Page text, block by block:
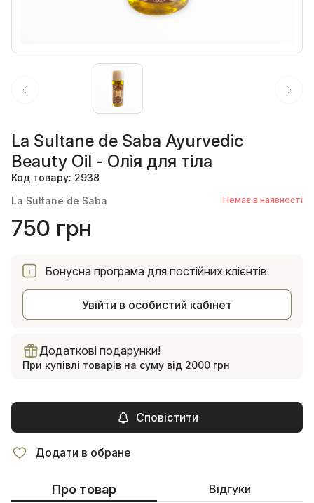
La Sultane de Saba Ayurvedic
Beauty Oil - Олія для тіла
Код товару: 2938
La Sultane de Saba
Немає в наявності
750 грн
Бонусна програма для постійних клієнтів
Увійти в особистий кабінет
Додаткові подарунки!
При купівлі товарів на суму від 2000 грн
Сповістити
Додати в обране
Про товар Відгуки